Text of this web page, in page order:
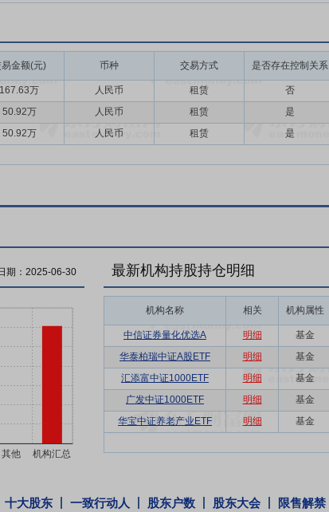
金额(元) 币种 交易方式 是否存在控制关系
167.63万 人民币 租赁 否
50.92万 人民币 租赁 是
50.92万 人民币 租赁 是
期： 2025-06-30 最新机构持股持仓明细
机构名称 相关 机构属性
中信证券量化优选A
明细 基金
华泰柏瑞中证A股ETF
明细 基金
汇添富中证1000ETF
明细 基金
广发中证1000ETF
明细 基金
华宝中证养老产业ETF
明细 基金
十大股东 一致行动人 股东户数 股东大会 限售解禁